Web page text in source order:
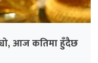
आज कतिमा हुँदैछ